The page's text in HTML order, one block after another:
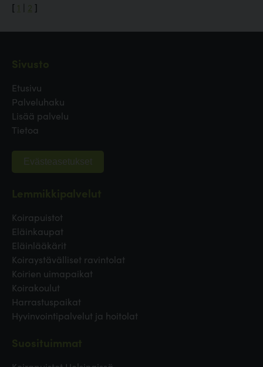
[ 1 2 ]
Etusivu
Palveluhaku
Lisää palvelu
Tietoa
Evästeasetukset
Koirapuistot
Eläinkaupat
Eläinlääkärit
Koiraystävälliset ravintolat
Koirien uimapaikat
Koirakoulut
Harrastuspaikat
Hyvinvointipalvelut ja hoitolat